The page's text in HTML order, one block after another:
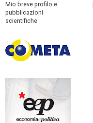
Mio breve profilo e
pubblicazioni
scientifiche